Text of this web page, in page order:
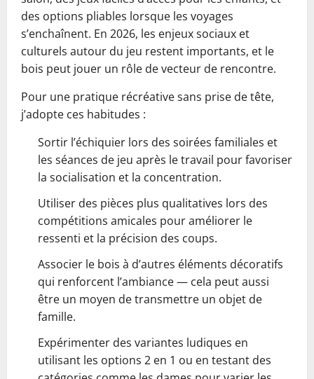
des options pliables lorsque les voyages
s’enchaînent. En 2026, les enjeux sociaux et
culturels autour du jeu restent importants, et le
bois peut jouer un rôle de vecteur de rencontre.
Pour une pratique récréative sans prise de tête,
j’adopte ces habitudes :
Sortir l’échiquier lors des soirées familiales et
les séances de jeu après le travail pour favoriser
la socialisation et la concentration.
Utiliser des pièces plus qualitatives lors des
compétitions amicales pour améliorer le
ressenti et la précision des coups.
Associer le bois à d’autres éléments décoratifs
qui renforcent l’ambiance — cela peut aussi
être un moyen de transmettre un objet de
famille.
Expérimenter des variantes ludiques en
utilisant les options 2 en 1 ou en testant des